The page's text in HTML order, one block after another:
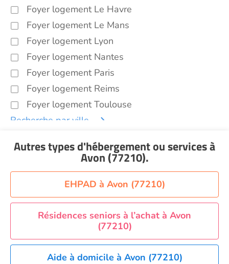
Foyer logement Le Havre
Foyer logement Le Mans
Foyer logement Lyon
Foyer logement Nantes
Foyer logement Paris
Foyer logement Reims
Foyer logement Toulouse
Recherche par ville
Autres types d'hébergement ou servicesà
Avon (77210).
EHPAD à Avon (77210)
Résidences seniors à l’achat à Avon
(77210)
Aide à domicile à Avon (77210)